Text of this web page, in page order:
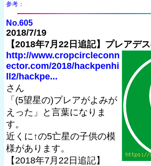
参考：
No.605
2018/7/19
【2018年7月22日追記】プレアデ
http://www.cropcircleconn
ector.com/2018/hackpenhi
ll2/hackpe...
さん
「(5望星の)プレアがよみが
えった」と言葉になりま
す。
近くに↑の5亡星の子供の模
様があります。
【2018年7月22日追記】